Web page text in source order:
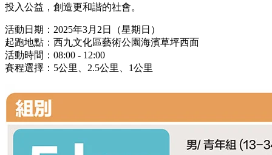
投入公益，創造更和諧的社會。
活動日期：2025年3月2日（星期日）
起跑地點：西九文化區藝術公園海濱草坪西面
活動時間：08:00 - 12:00
賽程選擇：5公里、2.5公里、1公里